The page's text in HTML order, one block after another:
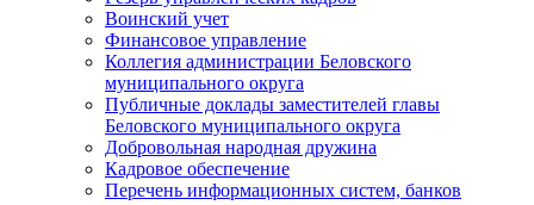
Воинский учет
Финансовое управление
Коллегия администрации Беловского
муниципального округа
Публичные доклады заместителей главы
Беловского муниципального округа
Добровольная народная дружина
Кадровое обеспечение
Перечень информационных систем, банков